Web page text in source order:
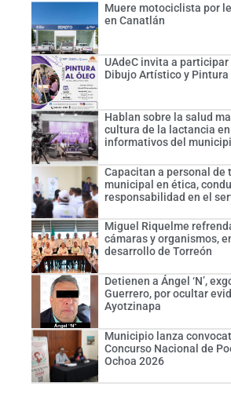
Muere motociclista por
en Canatlán
UAdeC invita a
Dibujo Artístico y Pintura
Hablan sobre la salud
cultura de la lactancia
informativos del
Capacitan a personal de
municipal en ética,
responsabilidad en el
Miguel Riquelme
cámaras y organismos,
desarrollo de Torreón
Detienen a Ángel ‘N’,
Guerrero, por ocultar
Ayotzinapa
Municipio lanza
Concurso Nacional de
Ochoa 2026